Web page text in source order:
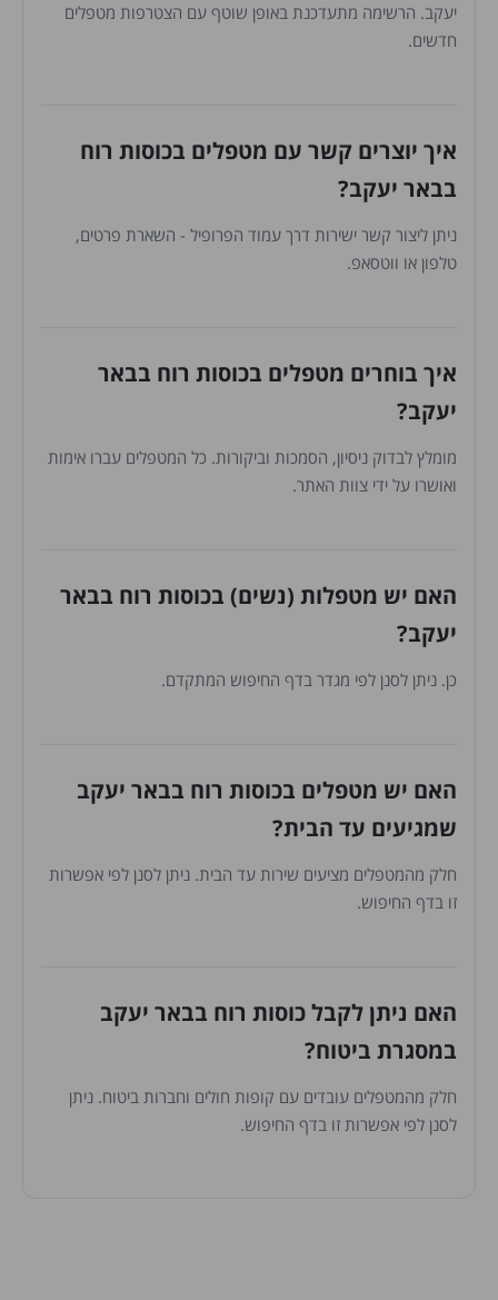
יעקב. הרשימה מתעדכנת באופן שוטף עם הצטרפות מטפלים
חדשים.
איך יוצרים קשר עם מטפלים בכוסות רוח
בבאר יעקב?
ניתן ליצור קשר ישירות דרך עמוד הפרופיל - השארת פרטים,
טלפון או ווטסאפ.
איך בוחרים מטפלים בכוסות רוח בבאר
יעקב?
מומלץ לבדוק ניסיון, הסמכות וביקורות. כל המטפלים עברו אימות
ואושרו על ידי צוות האתר.
האם יש מטפלות (נשים) בכוסות רוח בבאר
יעקב?
כן. ניתן לסנן לפי מגדר בדף החיפוש המתקדם.
האם יש מטפלים בכוסות רוח בבאר יעקב
שמגיעים עד הבית?
חלק מהמטפלים מציעים שירות עד הבית. ניתן לסנן לפי אפשרות
זו בדף החיפוש.
האם ניתן לקבל כוסות רוח בבאר יעקב
במסגרת ביטוח?
חלק מהמטפלים עובדים עם קופות חולים וחברות ביטוח. ניתן
לסנן לפי אפשרות זו בדף החיפוש.